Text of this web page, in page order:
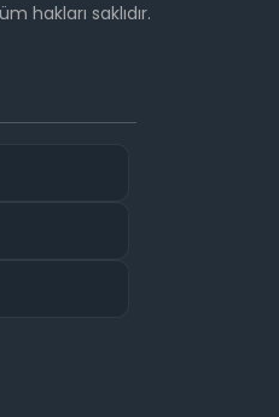
hakları saklıdır.